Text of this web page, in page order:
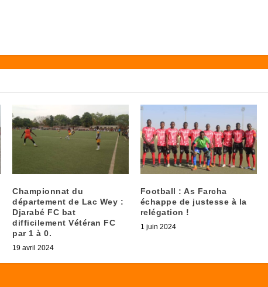
Championnat du
département de Lac Wey :
Djarabé FC bat
difficilement Vétéran FC
par 1 à 0.
19 avril 2024
Football : As Farcha
échappe de justesse à la
relégation !
1 juin 2024